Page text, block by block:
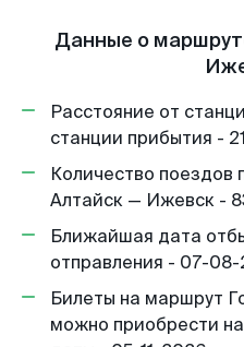
Данные о
Расстояние от
станции прибытия -
Количество поездов
Алтайск — Ижевск -
Ближайшая дата
отправления - 07-
Билеты на маршрут
можно приобрести